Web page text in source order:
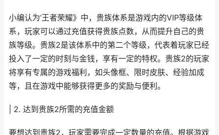
小编认为‘王者荣耀》中，贵族体系是游戏内的VIP等级体
系，玩家可以通过充值获得贵族点数，从而提升自己的贵
族等级。贵族2是该体系中的第二个等级，代表着玩家已经
投入了一定的时刻与金钱，享有一定的特权。贵族2的玩家
将享有专属的游戏福利，如头像框、限时皮肤、经验加成
等，且在游戏中能够获得更多的奖励与便利。
| 2. 达到贵族2所需的充值金额
要想达到贵族2，玩家需要完成一定数量的充值。根据游戏